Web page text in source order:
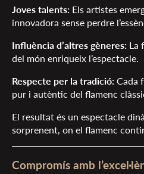
Joves talents: Els artistes
innovadora sense perdre
Influència d’altres gèneres: La
del món enriqueix l’espectacle.
Respecte per la tradició:Cada
pur i autèntic del flamenc
El resultat és un espectacle
sorprenent, on el flamenc
Compromís amb